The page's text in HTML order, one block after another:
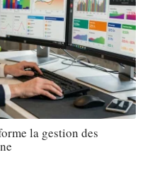
la gestion des